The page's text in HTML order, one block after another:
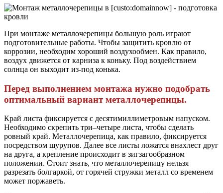
При монтаже металлочерепицы большую роль играют
подготовительные работы. Чтобы защитить кровлю от
коррозии, необходим хороший воздухообмен. Как правило,
воздух движется от карниза к коньку. Под воздействием
солнца он выходит из-под конька.
Перед выполнением монтажа нужно подобрать
оптимальный вариант металлочерепицы.
Край листа фиксируется с десятимиллиметровым напуском.
Необходимо скрепить три–четыре листа, чтобы сделать
ровный край. Металлочерепица, как правило, фиксируется
посредством шурупов. Далее все листы ложатся внахлест друг
на друга, а крепление происходит в зигзагообразном
положении. Стоит знать, что металлочерепицу нельзя
разрезать болгаркой, от горячей стружки металл со временем
может поржаветь.